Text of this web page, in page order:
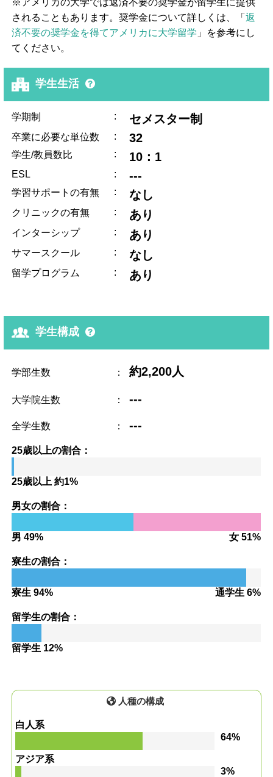
されることもあります。奨学金について詳しくは、「返
済不要の奨学金を得てアメリカに大学留学 」を参考にし
てください。
学生生活
学期制 : セメスター制
卒業に必要な単位数 : 32
学生/教員数比 : 10：1
ESL : ---
学習サポートの有無 : なし
クリニックの有無 : あり
インターシップ : あり
サマースクール : なし
留学プログラム : あり
学生構成
学部生数 ： 約2,200人
大学院生数 ： ---
全学生数 ： ---
25歳以上の割合：
25歳以上 約1%
男女の割合：
男 49% 女 51%
寮生の割合：
寮生 94% 通学生 6%
留学生の割合：
留学生 12%
人種の構成
白人系
64%
アジア系
3%